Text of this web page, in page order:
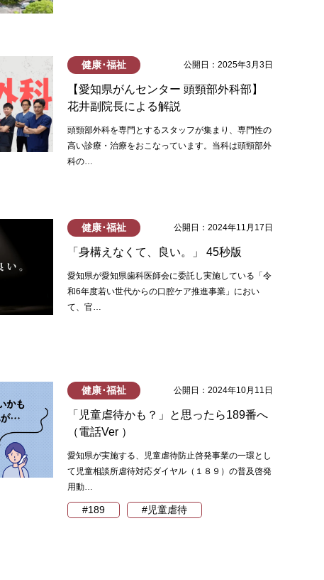
健康･福祉 公開日：2025年3月3日
【愛知県がんセンター 頭頸部外科部】
花井副院長による解説
頭頸部外科を専門とするスタッフが集まり、専門性の
高い診療・治療をおこなっています。当科は頭頸部外
科の…
健康･福祉 公開日：2024年11月17日
「身構えなくて、良い。」 45秒版
愛知県が愛知県歯科医師会に委託し実施している「令
和6年度若い世代からの口腔ケア推進事業」におい
て、官…
健康･福祉 公開日：2024年10月11日
「児童虐待かも？」と思ったら189番へ
（電話Ver ）
愛知県が実施する、児童虐待防止啓発事業の一環とし
て児童相談所虐待対応ダイヤル（１８９）の普及啓発
用動…
#189 #児童虐待